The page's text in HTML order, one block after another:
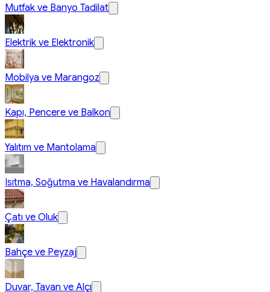
Mutfak ve Banyo Tadilat
Elektrik ve Elektronik
Mobilya ve Marangoz
Kapı, Pencere ve Balkon
Yalıtım ve Mantolama
Isıtma, Soğutma ve Havalandırma
Çatı ve Oluk
Bahçe ve Peyzaj
Duvar, Tavan ve Alçı